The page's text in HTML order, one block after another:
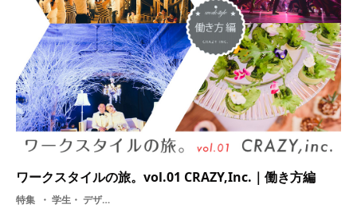
ワークスタイルの旅。vol.01 CRAZY,Inc.｜働き方編
特集 学生・ デザイン・ 採用・ 就活・ IT・ ウエディング・ グラフィックデザイン・ プランナー・ ユーモア・ ワークスタイル・ 内定者・ CRAZY inc